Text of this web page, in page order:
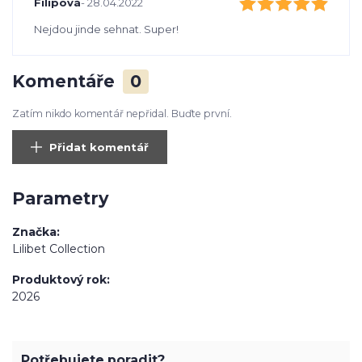
Filipová- 28.04.2022
Nejdou jinde sehnat. Super!
Komentáře 0
Zatím nikdo komentář nepřidal. Buďte první.
Přidat komentář
Parametry
Značka
Lilibet Collection
Produktový rok
2026